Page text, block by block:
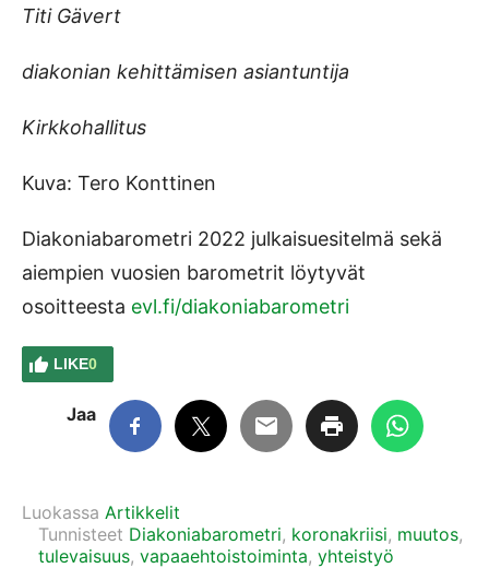
Titi Gävert
diakonian kehittämisen asiantuntija
Kirkkohallitus
Kuva: Tero Konttinen
Diakoniabarometri 2022 julkaisuesitelmä sekä
aiempien vuosien barometrit löytyvät
osoitteesta evl.fi/diakoniabarometri
LIKE0
Jaa
Luokassa Artikkelit
Tunnisteet Diakoniabarometri, koronakriisi, muutos,
tulevaisuus, vapaaehtoistoiminta, yhteistyö